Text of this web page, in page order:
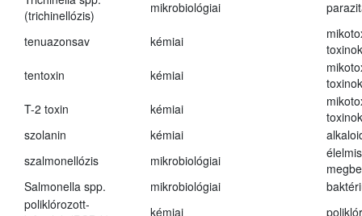
(trichinellózis)
mikrobiológiai
tenuazonsav kémiai
toxinok
tentoxin
kémiai
toxinok
T-2 toxin
kémiai
toxinok
szolanin
kémiai
szalmonellózis
mikrobiológiai
Salmonella spp.
mikrobiológiai
poliklórozott-
kémiai